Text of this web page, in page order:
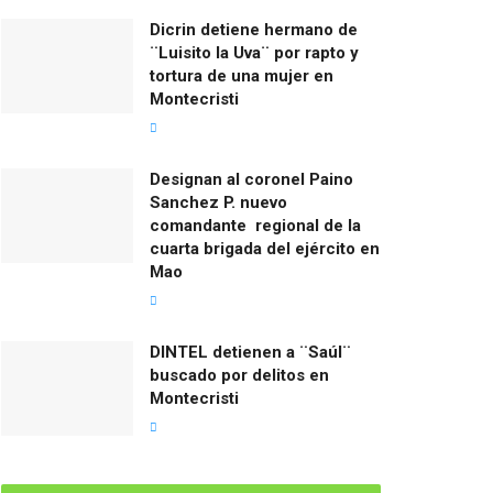
Dicrin detiene hermano de
¨Luisito la Uva¨ por rapto y
tortura de una mujer en
Montecristi
Designan al coronel Paino
Sanchez P. nuevo
comandante regional de la
cuarta brigada del ejército en
Mao
DINTEL detienen a ¨Saúl¨
buscado por delitos en
Montecristi